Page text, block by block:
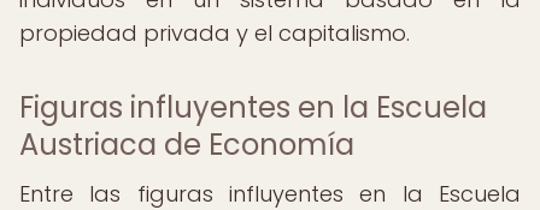
propiedad privada y el capitalismo.
Figuras influyentes en la Escuela
Austriaca de Economía
Entre las figuras influyentes en la Escuela